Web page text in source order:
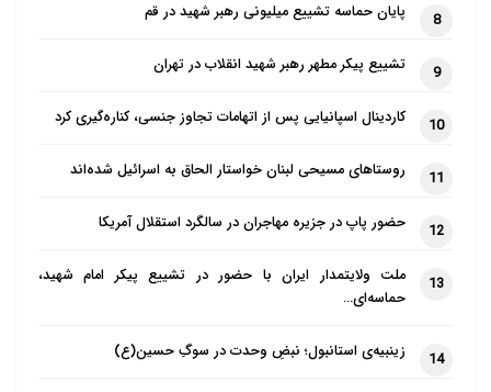
8 پایان حماسه تشییع میلیونی رهبر شهید در قم
9 تشییع پیکر مطهر رهبر شهید انقلاب در تهران
10 کاردینال اسپانیایی پس از اتهامات تجاوز جنسی، کناره‌گیری کرد
11 روستاهای مسیحی لبنان خواستار الحاق به اسرائیل شده‌اند
12 حضور پاپ در جزیره مهاجران در سالگرد استقلال آمریکا
13
ملت ولایتمدار ایران با حضور در تشییع پیکر امام شهید،
حماسه‌ای…
14 زینبیه‌ی استانبول؛ نبضِ وحدت در سوگِ حسین(ع)